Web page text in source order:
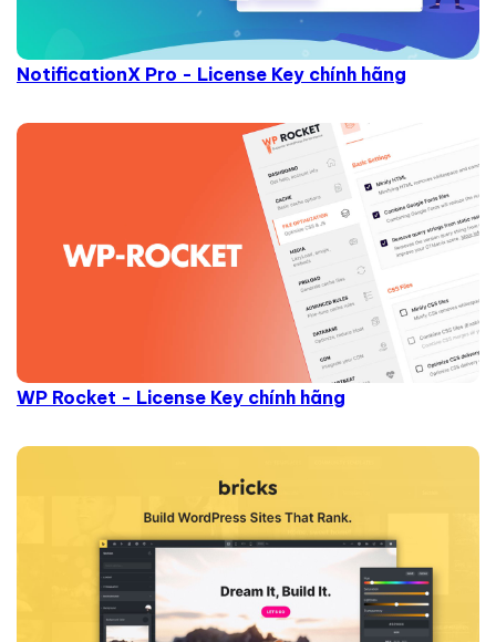
NotificationX Pro - License Key chính hãng
WP Rocket - License Key chính hãng